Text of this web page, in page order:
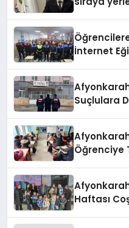
İnternet
Suçlulara
Öğrenciye
Haftası